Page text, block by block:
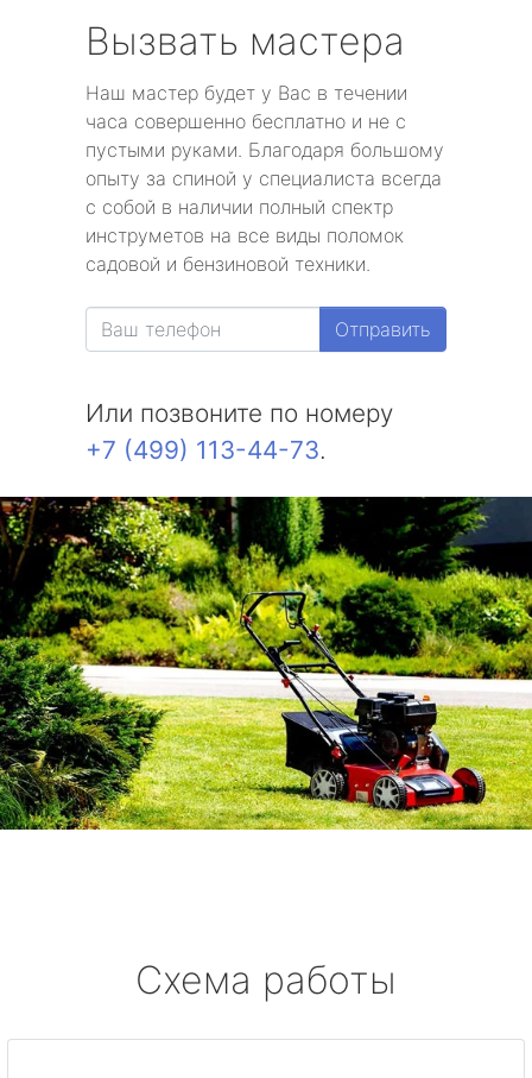
Вызвать мастера
Наш мастер будет у Вас в течении
часа совершенно бесплатно и не с
пустыми руками. Благодаря большому
опыту за спиной у специалиста всегда
с собой в наличии полный спектр
инструметов на все виды поломок
садовой и бензиновой техники.
Отправить
Или позвоните по номеру
+7 (499) 113-44-73.
Схема работы